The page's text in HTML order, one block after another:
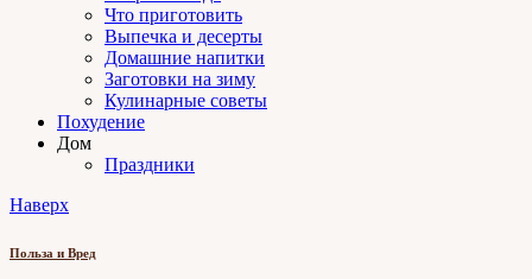
Что приготовить
Выпечка и десерты
Домашние напитки
Заготовки на зиму
Кулинарные советы
Похудение
Дом
Праздники
Наверх
Польза и Вред